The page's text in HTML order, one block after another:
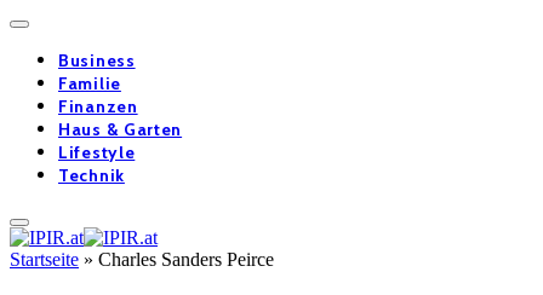
Business
Familie
Finanzen
Haus & Garten
Lifestyle
Technik
Startseite » Charles Sanders Peirce